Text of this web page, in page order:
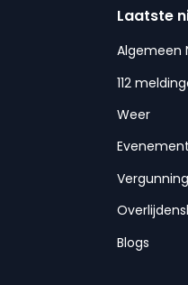
Laatste
Algemeen
112
Weer
Blogs